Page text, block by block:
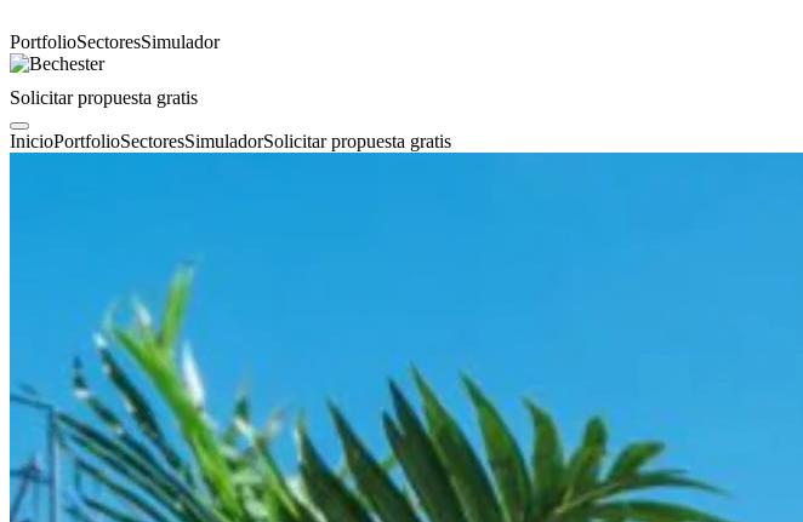
PortfolioSectoresSimulador
Solicitar propuesta gratis
InicioPortfolioSectoresSimuladorSolicitar propuesta gratis